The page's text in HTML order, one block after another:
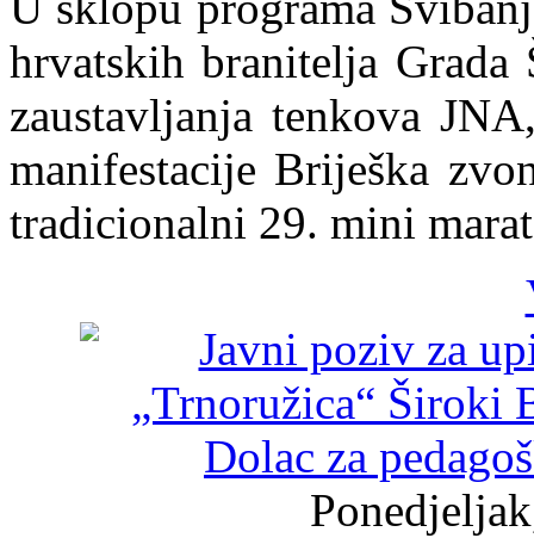
hrvatskih branitelja
zaustavljanja tenkova
manifestacije Briješka
tradicionalni 29. mini